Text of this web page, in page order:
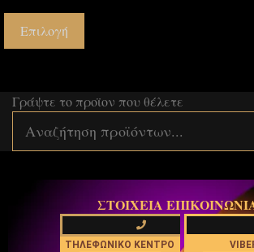
Επιλογή
Γράψτε το προϊον που θέλετε
ΣΤΟΙΧΕΙΑ
ΤΗΛΕΦΩΝΙΚΟ ΚΕΝΤΡΟ